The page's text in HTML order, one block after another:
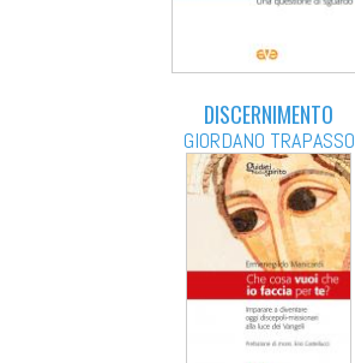
DISCERNIMENTO
GIORDANO TRAPASSO